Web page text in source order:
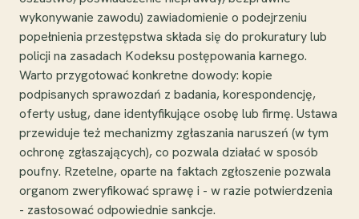
wykonywanie zawodu) zawiadomienie o podejrzeniu
popełnienia przestępstwa składa się do prokuratury lub
policji na zasadach Kodeksu postępowania karnego.
Warto przygotować konkretne dowody: kopie
podpisanych sprawozdań z badania, korespondencję,
oferty usług, dane identyfikujące osobę lub firmę. Ustawa
przewiduje też mechanizmy zgłaszania naruszeń (w tym
ochronę zgłaszających), co pozwala działać w sposób
poufny. Rzetelne, oparte na faktach zgłoszenie pozwala
organom zweryfikować sprawę i - w razie potwierdzenia
- zastosować odpowiednie sankcje.